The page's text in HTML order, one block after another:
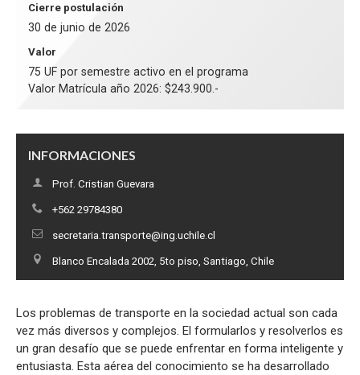
INFORMACIONES
Prof. Cristian Guevara
+562 29784380
secretaria.transporte@ing.uchile.cl
Blanco Encalada 2002, 5to piso, Santiago, Chile
Cierre postulación
30 de junio de 2026
Valor
75 UF por semestre activo en el programa
Valor Matrícula año 2026: $243.900.-
Los problemas de transporte en la sociedad actual son cada
vez más diversos y complejos. El formularlos y resolverlos es
un gran desafío que se puede enfrentar en forma inteligente y
entusiasta. Esta aérea del conocimiento se ha desarrollado